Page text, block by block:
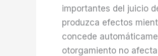
importantes del juicio
produzca efectos
concede
otorgamiento no